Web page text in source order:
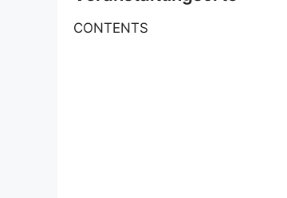
CONTENTS